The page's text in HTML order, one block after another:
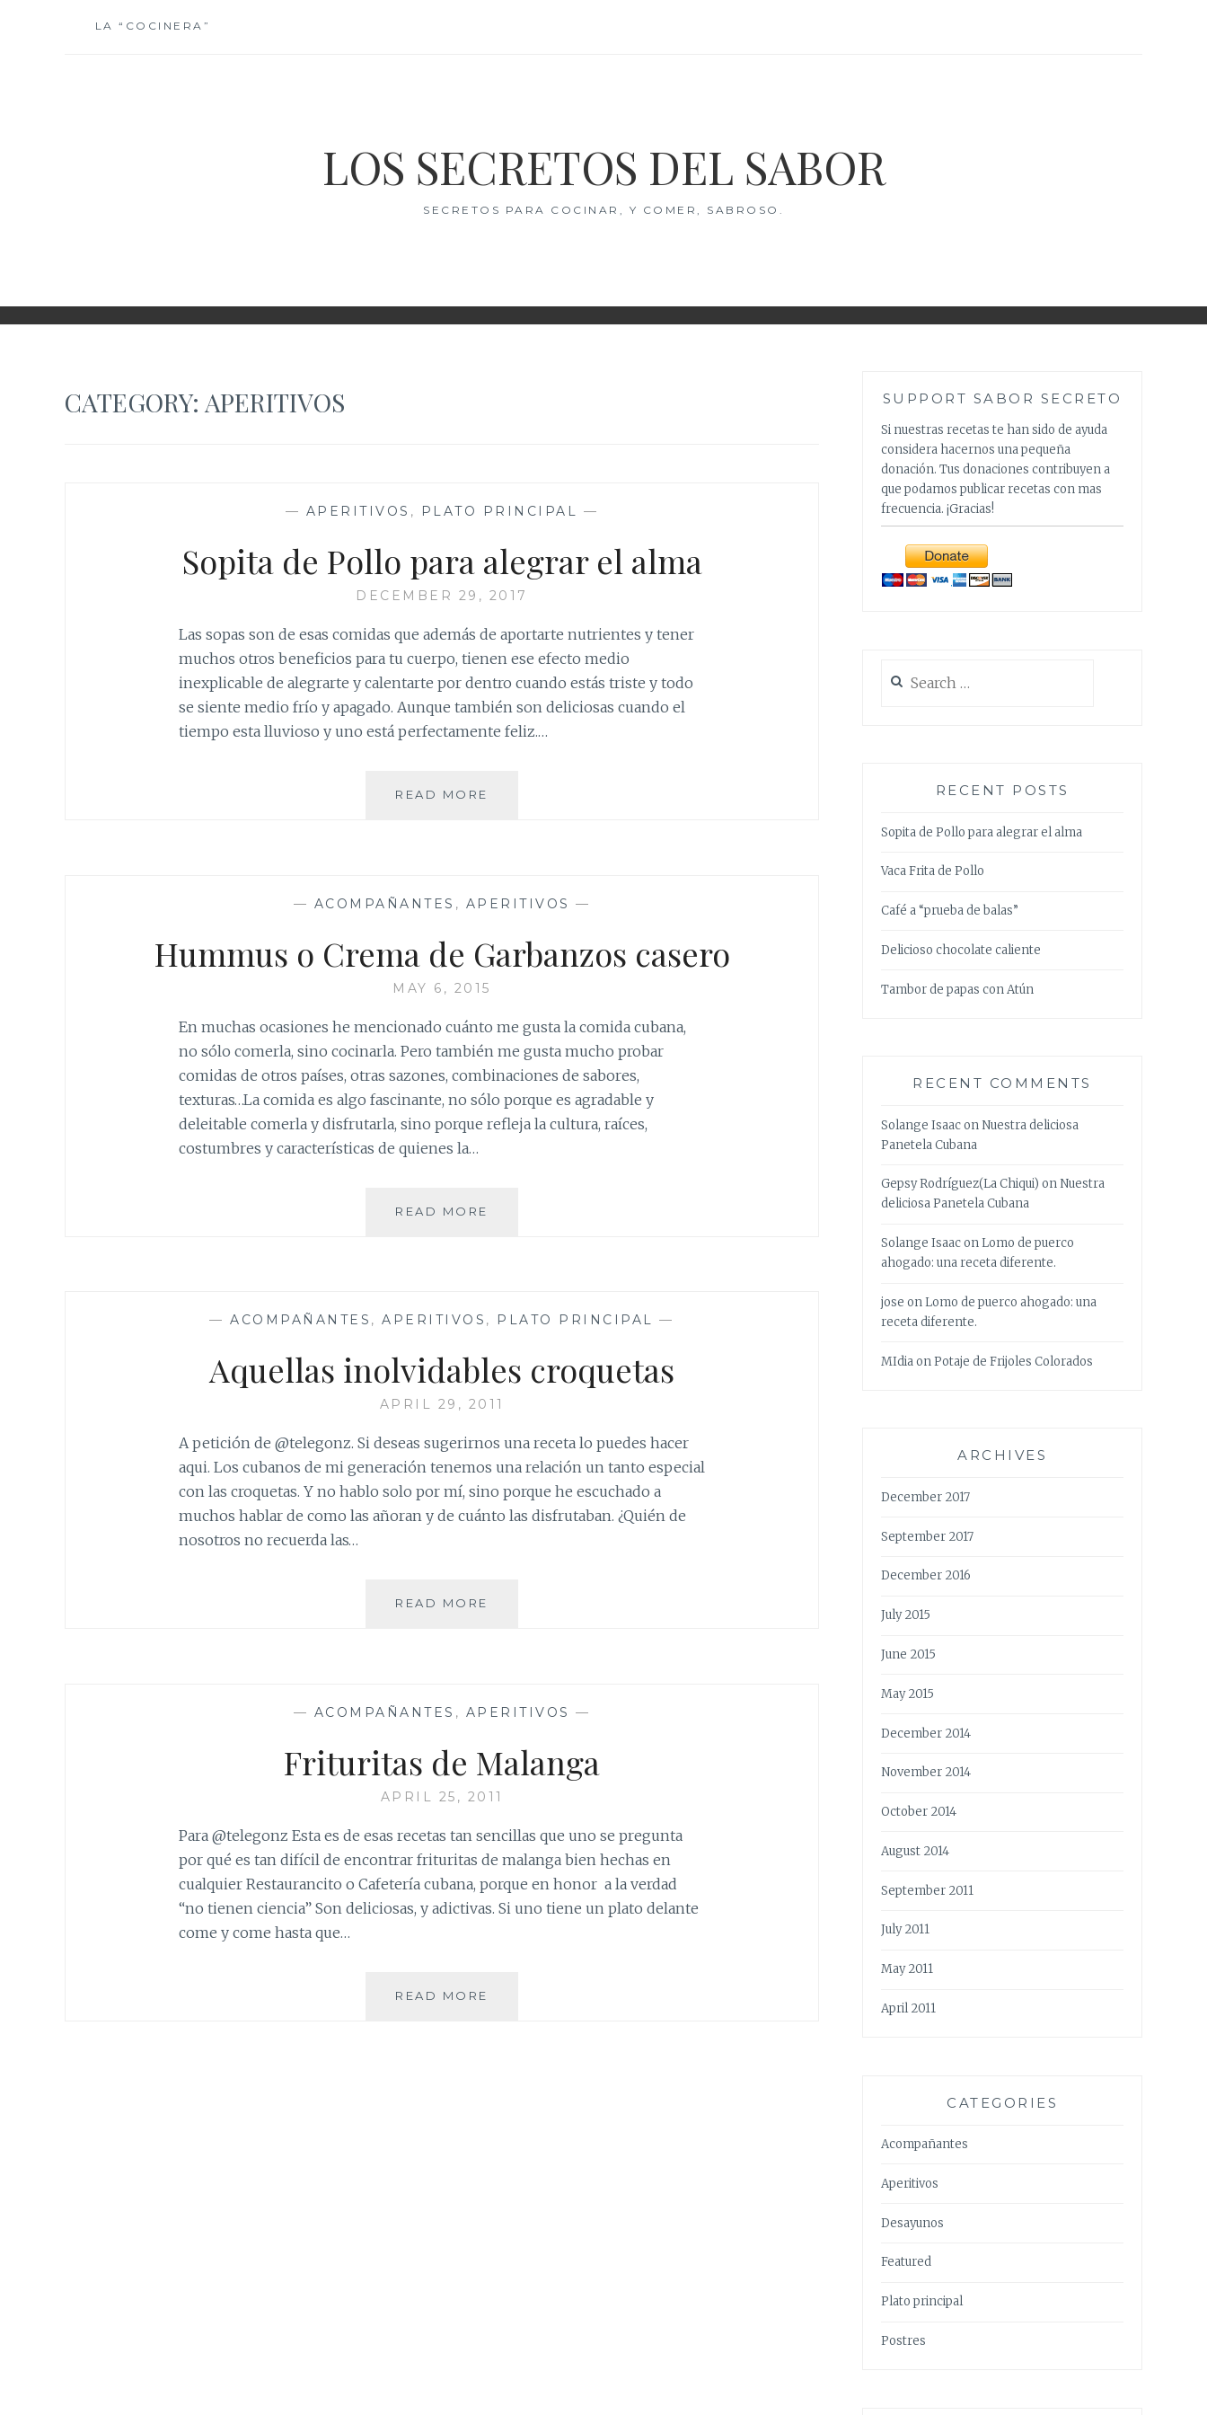
LA “COCINERA”
LOS SECRETOS DEL SABOR
SECRETOS PARA COCINAR, Y COMER, SABROSO.
CATEGORY: APERITIVOS
— APERITIVOS , PLATO PRINCIPAL —
Sopita de Pollo para alegrar el alma
DECEMBER 29, 2017
Las sopas son de esas comidas que además de aportarte nutrientes y tener
muchos otros beneficios para tu cuerpo, tienen ese efecto medio
inexplicable de alegrarte y calentarte por dentro cuando estás triste y todo
se siente medio frío y apagado. Aunque también son deliciosas cuando el
tiempo esta lluvioso y uno está perfectamente feliz.…
READ MORE
ALMA
— ACOMPAÑANTES , APERITIVOS —
Hummus o Crema de Garbanzos casero
MAY 6, 2015
En muchas ocasiones he mencionado cuánto me gusta la comida cubana,
no sólo comerla, sino cocinarla. Pero también me gusta mucho probar
comidas de otros países, otras sazones, combinaciones de sabores,
texturas…La comida es algo fascinante, no sólo porque es agradable y
deleitable comerla y disfrutarla, sino porque refleja la cultura, raíces,
costumbres y características de quienes la…
READ MORE
—ACOMPAÑANTES ,APERITIVOS , PLATO PRINCIPAL —
Aquellas inolvidables croquetas
APRIL 29, 2011
A petición de @telegonz. Si deseas sugerirnos una receta lo puedes hacer
aqui. Los cubanos de mi generación tenemos una relación un tanto especial
con las croquetas. Y no hablo solo por mí, sino porque he escuchado a
muchos hablar de como las añoran y de cuánto las disfrutaban. ¿Quién de
nosotros no recuerda las…
READ MORE
— ACOMPAÑANTES , APERITIVOS —
Frituritas de Malanga
APRIL 25, 2011
Para @telegonz Esta es de esas recetas tan sencillas que uno se pregunta
por qué es tan difícil de encontrar frituritas de malanga bien hechas en
cualquier Restaurancito o Cafetería cubana, porque en honor a la verdad
“no tienen ciencia” Son deliciosas, y adictivas. Si uno tiene un plato delante
come y come hasta que…
READ MORE
SUPPORT SABOR SECRETO
Si nuestras recetas te han sido de ayuda
considera hacernos una pequeña
donación. Tus donaciones contribuyen a
que podamos publicar recetas con mas
frecuencia. ¡Gracias!
for:
RECENT POSTS
Sopita de Pollo para alegrar el alma
Vaca Frita de Pollo
Café a “prueba de balas”
Delicioso chocolate caliente
Tambor de papas con Atún
RECENT COMMENTS
Solange IsaaconNuestra deliciosa
Panetela Cubana
Gepsy Rodríguez(La Chiqui) onNuestra
deliciosa Panetela Cubana
Solange IsaaconLomo de puerco
ahogado: una receta diferente.
jose onLomo de puerco ahogado: una
receta diferente.
MIdiaonPotaje de Frijoles Colorados
ARCHIVES
December 2017
September 2017
December 2016
July 2015
June 2015
May 2015
December 2014
November 2014
October 2014
August 2014
September 2011
July 2011
May 2011
April 2011
CATEGORIES
Acompañantes
Aperitivos
Desayunos
Featured
Plato principal
Postres